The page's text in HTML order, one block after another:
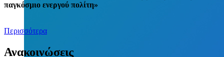
παγκόσμιο ενεργού πολίτη»
Περισσότερα
Ανακοινώσεις